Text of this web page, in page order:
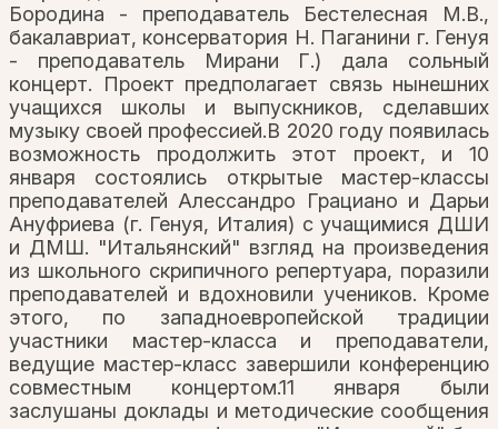
Бородина - преподаватель Бестелесная М.В.,
бакалавриат, консерватория Н. Паганини г. Генуя
- преподаватель Мирани Г.) дала сольный
концерт. Проект предполагает связь нынешних
учащихся школы и выпускников, сделавших
музыку своей профессией.В 2020 году появилась
возможность продолжить этот проект, и 10
января состоялись открытые мастер-классы
преподавателей Алессандро Грациано и Дарьи
Ануфриева (г. Генуя, Италия) с учащимися ДШИ
и ДМШ. "Итальянский" взгляд на произведения
из школьного скрипичного репертуара, поразили
преподавателей и вдохновили учеников. Кроме
этого, по западноевропейской традиции
участники мастер-класса и преподаватели,
ведущие мастер-класс завершили конференцию
совместным концертом.11 января были
заслушаны доклады и методические сообщения